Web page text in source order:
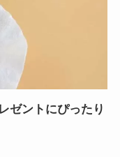
ゼントにぴったり